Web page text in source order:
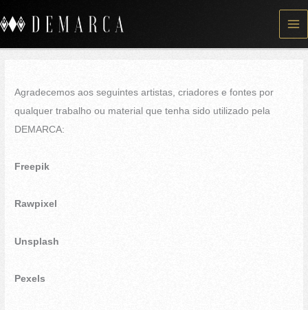
to
content
Agradecemos aos seguintes artistas, criadores e fontes por
qualquer trabalho ou material que tenha sido utilizado pela
DEMARCA:
Freepik
Rawpixel
Unsplash
Pexels